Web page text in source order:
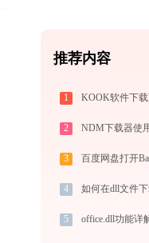
推荐内容
1 KOOK软件下
2
3
4
5